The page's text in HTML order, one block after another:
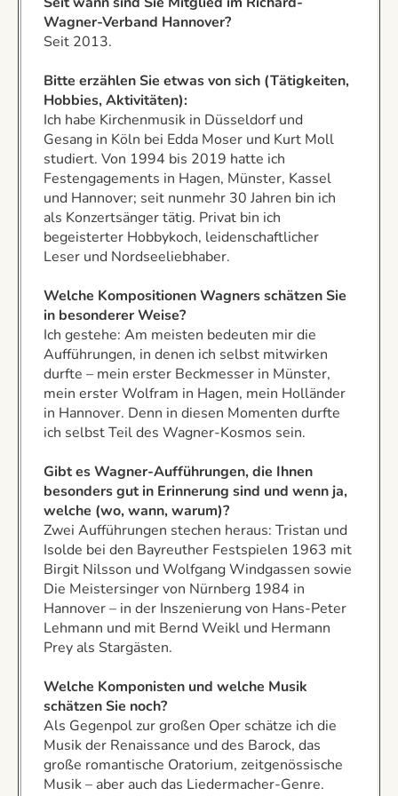
Wagner-Verband Hannover?
Seit 2013.
Bitte erzählen Sie etwas von sich (Tätigkeiten,
Hobbies, Aktivitäten):
Ich habe Kirchenmusik in Düsseldorf und
Gesang in Köln bei Edda Moser und Kurt Moll
studiert. Von 1994 bis 2019 hatte ich
Festengagements in Hagen, Münster, Kassel
und Hannover; seit nunmehr 30 Jahren bin ich
als Konzertsänger tätig. Privat bin ich
begeisterter Hobbykoch, leidenschaftlicher
Leser und Nordseeliebhaber.
Welche Kompositionen Wagners schätzen Sie
in besonderer Weise?
Ich gestehe: Am meisten bedeuten mir die
Aufführungen, in denen ich selbst mitwirken
durfte – mein erster Beckmesser in Münster,
mein erster Wolfram in Hagen, mein Holländer
in Hannover. Denn in diesen Momenten durfte
ich selbst Teil des Wagner-Kosmos sein.
Gibt es Wagner-Aufführungen, die Ihnen
besonders gut in Erinnerung sind und wenn ja,
welche (wo, wann, warum)?
Zwei Aufführungen stechen heraus: Tristan und
Isolde bei den Bayreuther Festspielen 1963 mit
Birgit Nilsson und Wolfgang Windgassen sowie
Die Meistersinger von Nürnberg 1984 in
Hannover – in der Inszenierung von Hans-Peter
Lehmann und mit Bernd Weikl und Hermann
Prey als Stargästen.
Welche Komponisten und welche Musik
schätzen Sie noch?
Als Gegenpol zur großen Oper schätze ich die
Musik der Renaissance und des Barock, das
große romantische Oratorium, zeitgenössische
Musik – aber auch das Liedermacher-Genre.